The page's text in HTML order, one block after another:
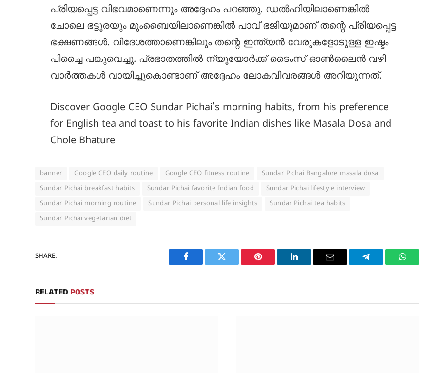
പ്രിയപ്പെട്ട വിഭവമാണെന്നും അദ്ദേഹം പറഞ്ഞു. ഡൽഹിയിലാണെങ്കിൽ
ചോലെ ഭട്ടൂരയും മുംബൈയിലാണെങ്കിൽ പാവ് ഭജിയുമാണ് തന്റെ പ്രിയപ്പെട്ട
ഭക്ഷണങ്ങൾ. വിദേശത്താണെങ്കിലും തന്റെ ഇന്ത്യൻ വേരുകളോടുള്ള ഇഷ്ടം
പിച്ചൈ പങ്കുവെച്ചു. പ്രഭാതത്തിൽ ന്യൂയോർക്ക് ടൈംസ് ഓൺലൈൻ വഴി
വാർത്തകൾ വായിച്ചുകൊണ്ടാണ് അദ്ദേഹം ലോകവിവരങ്ങൾ അറിയുന്നത്.
Discover Google CEO Sundar Pichai’s morning habits, from his preference
for English tea and toast to his favorite Indian dishes like Masala Dosa and
Chole Bhature
banner Google CEO daily routine Google CEO fitness routine
Sundar Pichai Bangalore masala dosa
Sundar Pichai breakfast habits
Sundar Pichai favorite Indian food
Sundar Pichai lifestyle interview
Sundar Pichai morning routine
Sundar Pichai personal life insights
Sundar Pichai tea habits
Sundar Pichai vegetarian diet
SHARE.
Facebook Twitter Pinterest LinkedIn Email Telegram
RELATED POSTS